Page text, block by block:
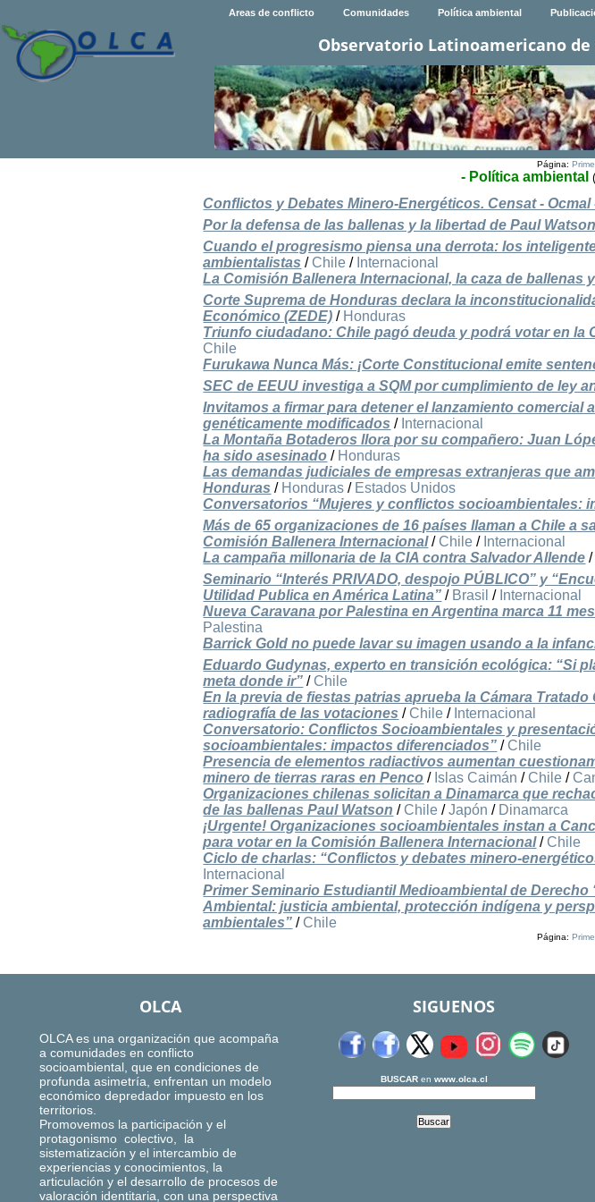
Areas de conflicto Comunidades Política ambiental
Observatorio Latinoamericano
Página:
- Política ambiental
Conflictos y Debates Minero-Energéticos. Censat - Ocmal
Por la defensa de las ballenas y la libertad de Paul Watson
Cuando el progresismo piensa una derrota: los
ambientalistas / Chile / Internacional
La Comisión Ballenera Internacional, la caza de ballenas
Corte Suprema de Honduras declara la
Económico (ZEDE) / Honduras
Triunfo ciudadano: Chile pagó deuda y podrá votar en la
Chile
Furukawa Nunca Más: ¡Corte Constitucional emite
SEC de EEUU investiga a SQM por cumplimiento de ley
Invitamos a firmar para detener el lanzamiento comercial
genéticamente modificados / Internacional
La Montaña Botaderos llora por su compañero: Juan
ha sido asesinado / Honduras
Las demandas judiciales de empresas extranjeras que
Honduras / Honduras / Estados Unidos
Conversatorios “Mujeres y conflictos socioambientales:
Más de 65 organizaciones de 16 países llaman a Chile a
Comisión Ballenera Internacional/ Chile / Internacional
La campaña millonaria de la CIA contra Salvador Allende /
Seminario “Interés PRIVADO, despojo PÚBLICO” y
Utilidad Publica en América Latina” / Brasil / Internacional
Nueva Caravana por Palestina en Argentina marca 11
Palestina
Barrick Gold no puede lavar su imagen usando a la
Eduardo Gudynas, experto en transición ecológica: “Si
meta donde ir” / Chile
En la previa de fiestas patrias aprueba la Cámara
radiografía de las votaciones / Chile / Internacional
Conversatorio: Conflictos Socioambientales y
socioambientales: impactos diferenciados” / Chile
Presencia de elementos radiactivos aumentan
minero de tierras raras en Penco / Islas Caimán / Chile /
Organizaciones chilenas solicitan a Dinamarca que
de las ballenas Paul Watson / Chile /Japón / Dinamarca
¡Urgente! Organizaciones socioambientales instan a
para votar en la Comisión Ballenera Internacional/ Chile
Ciclo de charlas: “Conflictos y debates minero-
Internacional
Primer Seminario Estudiantil Medioambiental de
Ambiental: justicia ambiental, protección indígena y
ambientales” / Chile
Página:
OLCA
OLCA es una organización que acompaña
a comunidades en conflicto
socioambiental, que en condiciones de
profunda asimetría, enfrentan un modelo
económico depredador impuesto en los
territorios.
Promovemos la participación y el
protagonismo colectivo, la
sistematización y el intercambio de
experiencias y conocimientos, la
articulación y el desarrollo de procesos de
valoración identitaria, con una perspectiva
SIGUENOS
BUSCARen www.olca.cl